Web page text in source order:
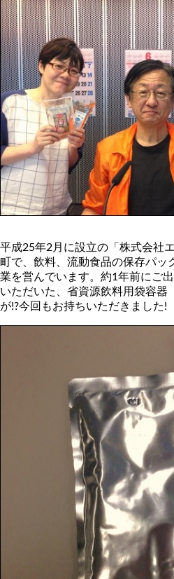
平成25年2月に設立の「株式会社
町で、飲料、流動食品の保存パッ
業を営んでいます。約1年前にご
いただいた、省資源飲料用袋容器
が!?今回もお持ちいただきました!